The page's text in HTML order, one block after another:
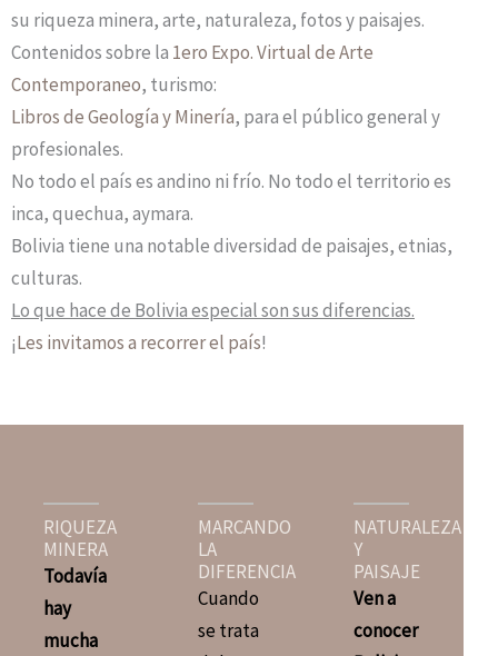
su riqueza minera, arte, naturaleza, fotos y paisajes.
Contenidos sobre la 1ero Expo. Virtual de Arte
Contemporaneo, turismo:
Libros de Geología y Minería, para el público general y
profesionales.
No todo el país es andino ni frío. No todo el territorio es
inca, quechua, aymara.
Bolivia tiene una notable diversidad de paisajes, etnias,
culturas.
Lo que hace de Bolivia especial son sus diferencias.
¡Les invitamos a recorrer el país!
RIQUEZA
MINERA
Todavía
hay
mucha
MARCANDO
LA
DIFERENCIA
Cuando
se trata
NATURALEZA
Y
PAISAJE
Ven a
conocer